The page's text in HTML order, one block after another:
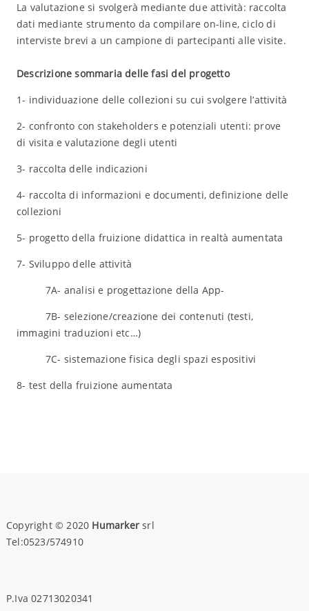
La valutazione si svolgerà mediante due attività: raccolta
dati mediante strumento da compilare on-line, ciclo di
interviste brevi a un campione di partecipanti alle visite.
Descrizione sommaria delle fasi del progetto
1- individuazione delle collezioni su cui svolgere l’attività
2- confronto con stakeholders e potenziali utenti: prove
di visita e valutazione degli utenti
3- raccolta delle indicazioni
4- raccolta di informazioni e documenti, definizione delle
collezioni
5- progetto della fruizione didattica in realtà aumentata
7- Sviluppo delle attività
7A- analisi e progettazione della App-
7B- selezione/creazione dei contenuti (testi,
immagini traduzioni etc…)
7C- sistemazione fisica degli spazi espositivi
8- test della fruizione aumentata
Copyright © 2020 Humarkersrl
Tel:0523/574910
P.Iva 02713020341